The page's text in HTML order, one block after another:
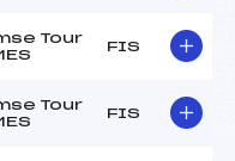
Tour
FIS
Tour
FIS